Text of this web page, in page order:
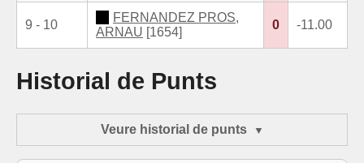
9 - 10
FERNANDEZ PROS,
ARNAU [1654]
0 -11.00
Historial de Punts
Veure historial de punts